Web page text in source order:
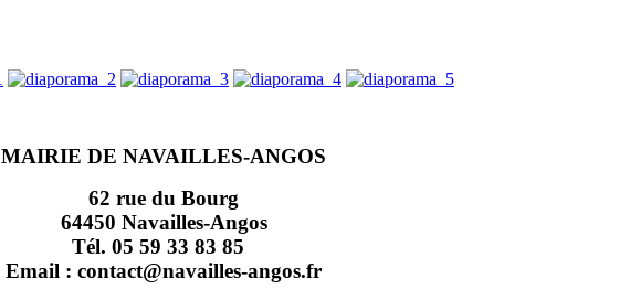
MAIRIE DE NAVAILLES-ANGOS
62 rue du Bourg
64450 Navailles-Angos
Tél. 05 59 33 83 85
Email : contact@navailles-angos.fr